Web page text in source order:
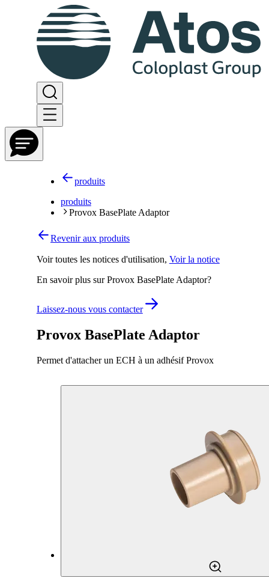
produits
produits
Provox BasePlate Adaptor
Provox BasePlate Adaptor
Permet d'attacher un ECH à un adhésif Provox
Revenir aux produits
Voir toutes les notices d'utilisation, Voir la notice
En savoir plus sur Provox BasePlate Adaptor?
Laissez-nous vous contacter